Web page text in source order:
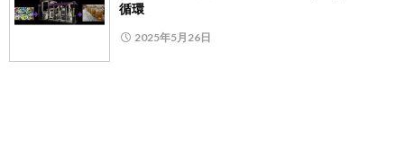
循環
2025年5月26日